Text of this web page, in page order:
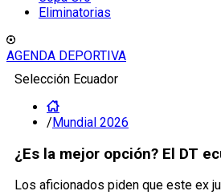
Eliminatorias
AGENDA DEPORTIVA
Selección Ecuador
/Mundial 2026
¿Es la mejor opción? El DT
Los aficionados piden que este ex